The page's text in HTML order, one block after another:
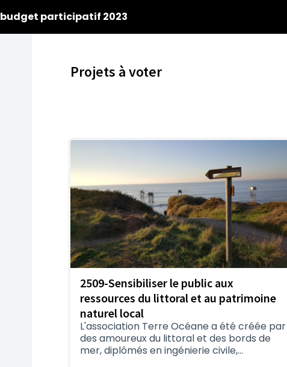
budget participatif 2023
Projets à voter
2509-Sensibiliser le public aux
ressources du littoral et au patrimoine
naturel local
L'association Terre Océane a été créée par
des amoureux du littoral et des bords de
mer, diplômés en ingénierie civile,...